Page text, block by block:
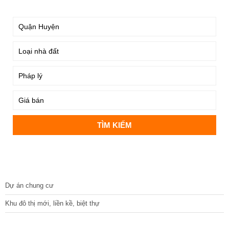
Dự án chung cư
Khu đô thị mới, liền kề, biệt thự